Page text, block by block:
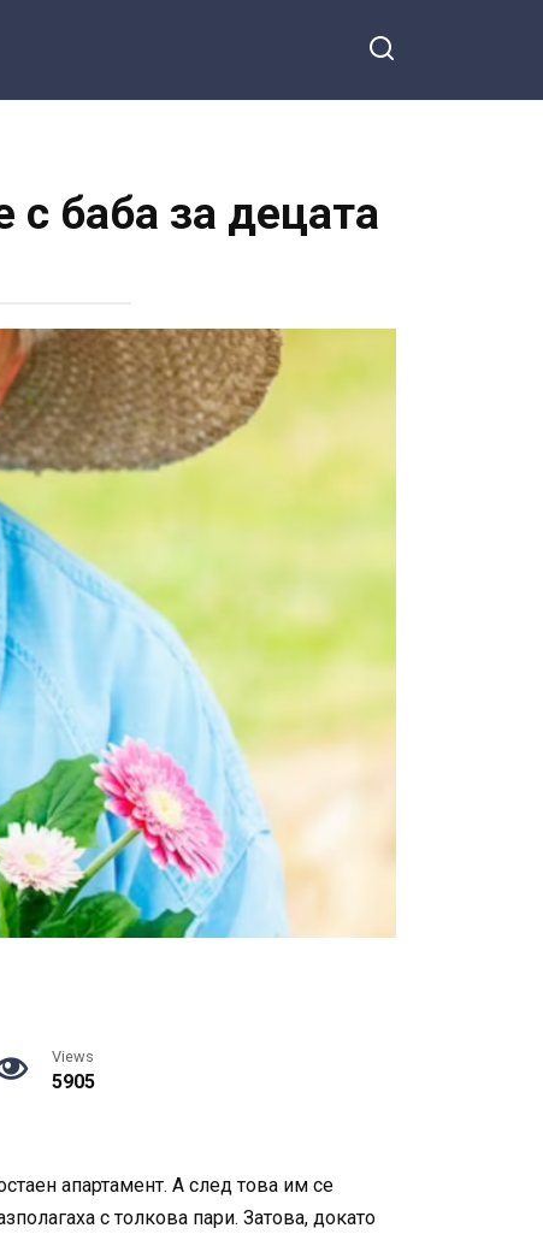
с баба за децата
Views
5905
апартамент. А след това им се
с толкова пари. Затова, докато